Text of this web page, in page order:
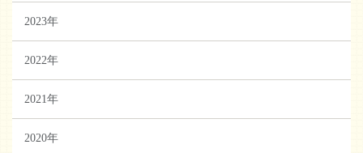
2023年
2022年
2021年
2020年